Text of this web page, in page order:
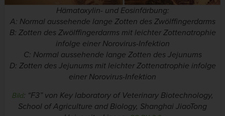
Hämatoxylin- und Eosinfärbung:
A: Normal aussehende lange Zotten des Zwölffingerdarms
B: Zotten des Zwölffingerdarms mit leichter Zottenatrophie
infolge einer Norovirus-Infektion
C: Normal aussehende lange Zotten des Jejunums
D: Zotten des Jejunums mit leichter Zottenatrophie infolge
einer Norovirus-Infektion
Bild: “F3” von Key laboratory of Veterinary Biotechnology,
School of Agriculture and Biology, Shanghai JiaoTong